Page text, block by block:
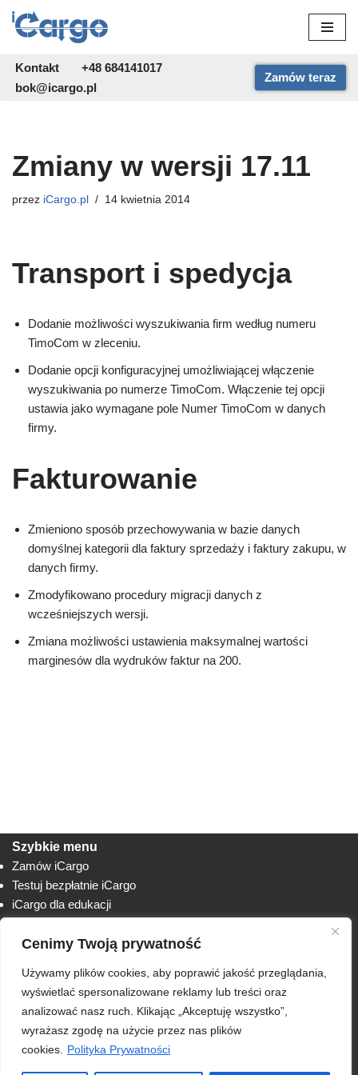
Cenimy Twoją prywatność
Używamy plików cookies, aby poprawić jakość przeglądania,
wyświetlać spersonalizowane reklamy lub treści oraz
analizować nasz ruch. Klikając „Akceptuję wszystko”,
wyrażasz zgodę na użycie przez nas plików
cookies.
Polityka Prywatności
do
treści
Kontakt
+48 684141017
bok@icargo.pl
Zamów teraz
Zmiany w wersji 17.11
przez iCargo.pl 14 kwietnia 2014
Transport i spedycja
Dodanie możliwości wyszukiwania firm według numeru
TimoCom w zleceniu.
Dodanie opcji konfiguracyjnej umożliwiającej włączenie
wyszukiwania po numerze TimoCom. Włączenie tej opcji
ustawia jako wymagane pole Numer TimoCom w danych
firmy.
Fakturowanie
Zmieniono sposób przechowywania w bazie danych
domyślnej kategorii dla faktury sprzedaży i faktury zakupu, w
danych firmy.
Zmodyfikowano procedury migracji danych z
wcześniejszych wersji.
Zmiana możliwości ustawienia maksymalnej wartości
marginesów dla wydruków faktur na 200.
Szybkie menu
Zamów iCargo
Testuj bezpłatnie iCargo
iCargo dla edukacji
Lista zmian
Techniczne AnyDesk
Polityka prywatności
Regulamin usługi iCargo